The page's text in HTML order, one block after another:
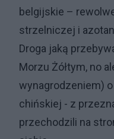
belgijskie –
strzelniczej i
Droga jaką
Morzu Żółtym, no
wynagrodzeniem) o
chińskiej - z
przechodzili na